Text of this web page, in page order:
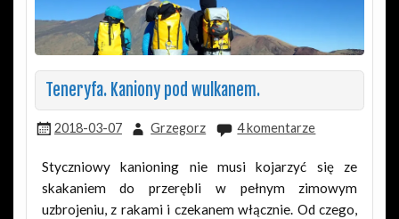
Teneryfa. Kaniony pod wulkanem.
2018-03-07 Grzegorz 4 komentarze
Styczniowy kanioning nie musi kojarzyć się ze
skakaniem do przerębli w pełnym zimowym
uzbrojeniu, z rakami i czekanem włącznie. Od czego,